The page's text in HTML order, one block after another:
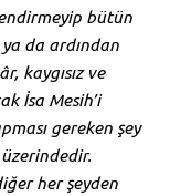
bütün
da ardından
kaygısız ve
İsa Mesih’i
gereken şey
her şeyden